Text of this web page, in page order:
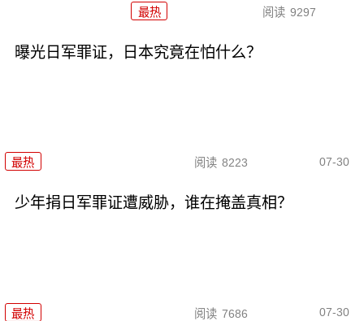
最热 阅读 9297
曝光日军罪证，日本究竟在怕什么？
最热 阅读 8223 07-30
少年捐日军罪证遭威胁，谁在掩盖真相？
最热 阅读 7686 07-30